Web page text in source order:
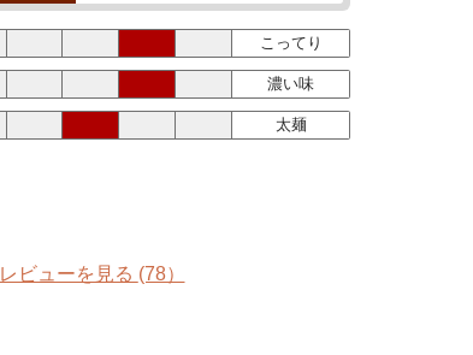
こってり
濃い味
太麺
レビューを見る (78）